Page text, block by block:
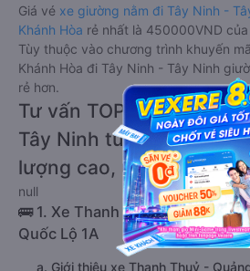
Giá vé xe giường nằm đi Tây Ninh -
Khánh Hòa rẻ nhất là 450000VND
Tùy thuộc vào chương trình khuyến
Khánh Hòa đi Tây Ninh - Tây Ninh
rẻ hơn.
Tư vấn TOP 2 xe khách
Tây Ninh từ Vạn Ninh -
lượng cao, uy tín, giá rẻ
null
🚌 1. Xe Thanh Thuỷ - Quảng
Quốc Lộ 1A
a. Giới thiệu xe Thanh Thuỷ -